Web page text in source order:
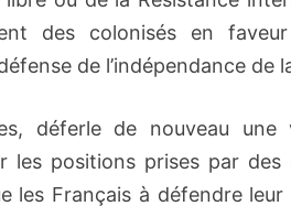
des colonisés en
de l’indépendance de
déferle de nouveau une
les positions prises par des
les Français à défendre leur